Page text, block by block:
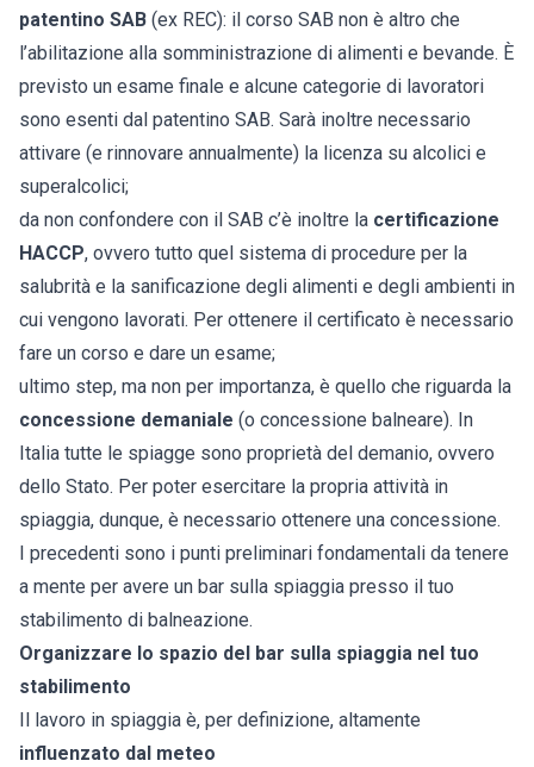
patentino SAB (ex REC): il corso SAB non è altro che
l’abilitazione alla somministrazione di alimenti e bevande. È
previsto un esame finale e alcune categorie di lavoratori
sono esenti dal patentino SAB. Sarà inoltre necessario
attivare (e rinnovare annualmente) la licenza su alcolici e
superalcolici;
da non confondere con il SAB c’è inoltre la certificazione
HACCP, ovvero tutto quel sistema di procedure per la
salubrità e la sanificazione degli alimenti e degli ambienti in
cui vengono lavorati. Per ottenere il certificato è necessario
fare un corso e dare un esame;
ultimo step, ma non per importanza, è quello che riguarda la
concessione demaniale (o concessione balneare). In
Italia tutte le spiagge sono proprietà del demanio, ovvero
dello Stato. Per poter esercitare la propria attività in
spiaggia, dunque, è necessario ottenere una concessione.
I precedenti sono i punti preliminari fondamentali da tenere
a mente per avere un bar sulla spiaggia presso il tuo
stabilimento di balneazione.
Organizzare lo spazio del bar sulla spiaggia nel tuo
stabilimento
Il lavoro in spiaggia è, per definizione, altamente
influenzato dal meteo